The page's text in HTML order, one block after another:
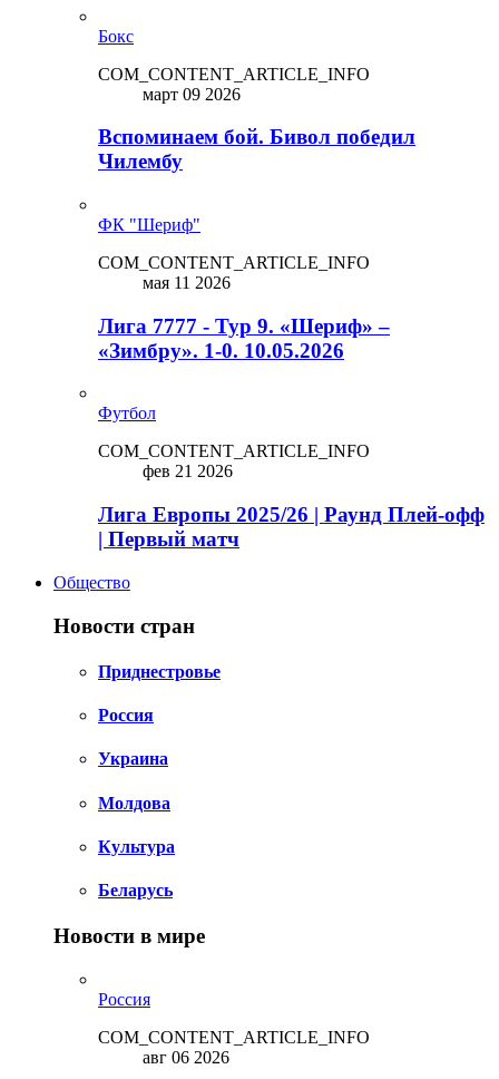
Бокс
COM_CONTENT_ARTICLE_INFO
март 09 2026
Вспоминаем бой. Бивол победил
Чилембу
ФК "Шериф"
COM_CONTENT_ARTICLE_INFO
мая 11 2026
Лига 7777 - Тур 9. «Шериф» –
«Зимбру». 1-0. 10.05.2026
Футбол
COM_CONTENT_ARTICLE_INFO
фев 21 2026
Лига Европы 2025/26 | Раунд Плей-офф
| Первый матч
Общество
Новости стран
Приднестровье
Россия
Украина
Молдова
Культура
Беларусь
Новости в мире
Россия
COM_CONTENT_ARTICLE_INFO
авг 06 2026